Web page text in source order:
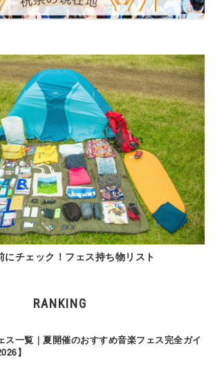
にチェック！フェス持ち物リスト
RANKING
ス一覧｜夏開催のおすすめ音楽フェス完全ガイ
】